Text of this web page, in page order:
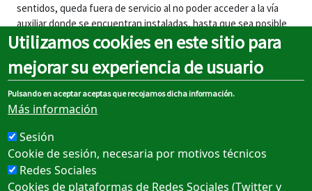
sentidos, queda fuera de servicio al no poder acceder a la vía
auxiliar donde se encuentran instaladas, hasta que sea posible
acceder a las mismas.
Parada fuera de servicio: Ctra. Los Palacios (Caravana M.), en
ambos sentidos
Etiquetas
Utilizamos cookies en este sitio para
mejorar su experiencia de usuario
Pulsando en aceptar aceptas que recojamos dicha información.
Más información
Sesión
Cookie de sesión, necesaria por motivos técnicos
Redes Sociales
Cookies de plataformas de Redes Sociales (Twitter y